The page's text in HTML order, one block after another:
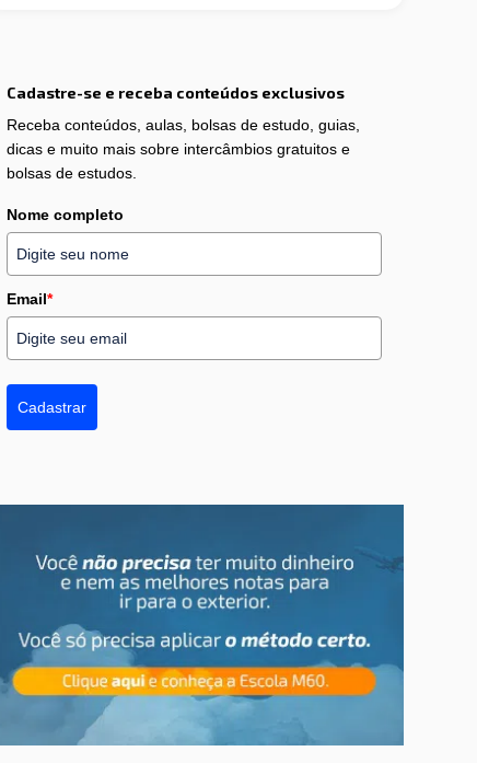
Cadastre-se e receba conteúdos exclusivos
Receba conteúdos, aulas, bolsas de estudo, guias,
dicas e muito mais sobre intercâmbios gratuitos e
bolsas de estudos.
Nome completo
Email*
Cadastrar